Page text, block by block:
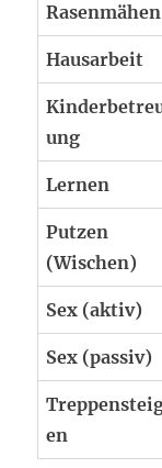
Rasenmähen
Hausarbeit
ung
Lernen
Putzen
(Wischen)
Sex (aktiv)
Sex (passiv)
en